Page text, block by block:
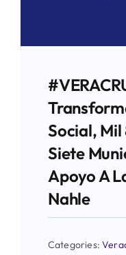
Social,
Siete
Apoyo A
Nahle
Categories: